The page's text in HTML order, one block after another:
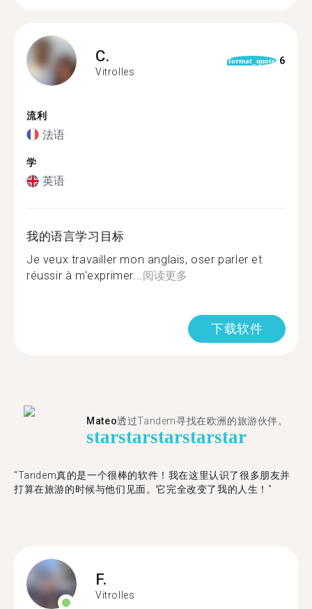
C.
Vitrolles
format_quote 6
流利
法语
学
英语
我的语言学习目标
Je veux travailler mon anglais, oser parler et
réussir à m'exprimer...阅读更多
下载软件
Mateo透过Tandem寻找在欧洲的旅游伙伴。
starstarstarstarstar
"Tandem真的是一个很棒的软件！我在这里认识了很多朋友并
打算在旅游的时候与他们见面。它完全改变了我的人生！"
F.
Vitrolles